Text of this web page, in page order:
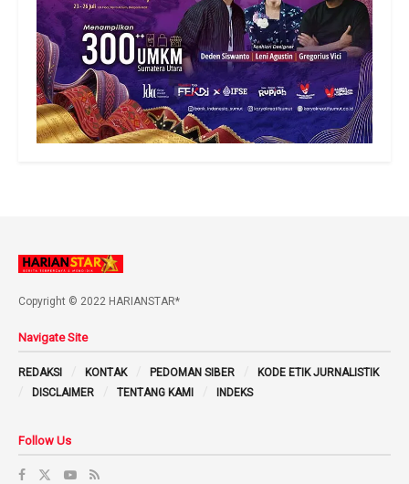
Copyright © 2022 HARIANSTAR*
Navigate Site
REDAKSI KONTAK PEDOMAN SIBER
KODE ETIK JURNALISTIK
DISCLAIMER
TENTANG KAMI INDEKS
Follow Us